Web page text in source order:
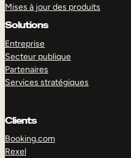
Mises à jour des produits
Solutions
Entreprise
Secteur publique
Partenaires
Services stratégiques
Clients
Booking.com
Rexel